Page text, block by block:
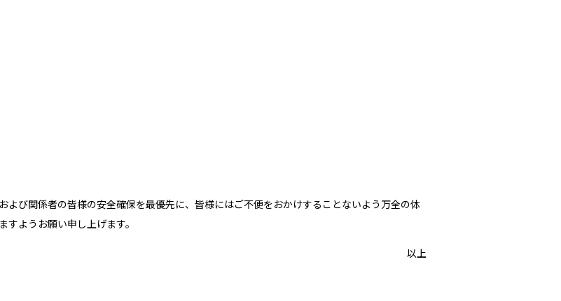
よび関係者の皆様の安全確保を最優先に、皆様にはご不便をおかけすることないよう万全の体
ようお願い申し上げます。
以上